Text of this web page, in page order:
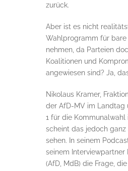
zurück.
Aber ist es nicht
Wahlprogramm für bare
nehmen, da Parteien
Koalitionen und
angewiesen sind? Ja,
Nikolaus Kramer,
der AfD-MV im Landtag
1 für die Kommunalwahl
scheint das jedoch ganz
sehen. In seinem
seinem Interviewpartner
(AfD, MdB) die Frage,